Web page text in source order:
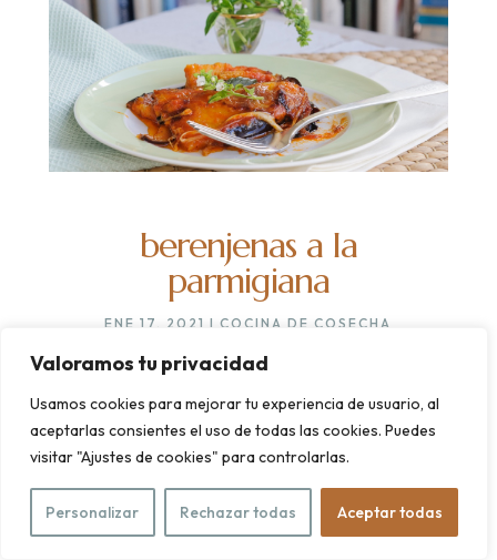
Valoramos tu privacidad
Usamos cookies para mejorar tu experiencia de usuario, al
aceptarlas consientes el uso de todas las cookies. Puedes
visitar "Ajustes de cookies" para controlarlas.
Personalizar Rechazar todas Aceptar todas
berenjenas a la
parmigiana
ENE 17, 2021 |COCINA DE COSECHA
Invierno y horno son una pareja feliz.